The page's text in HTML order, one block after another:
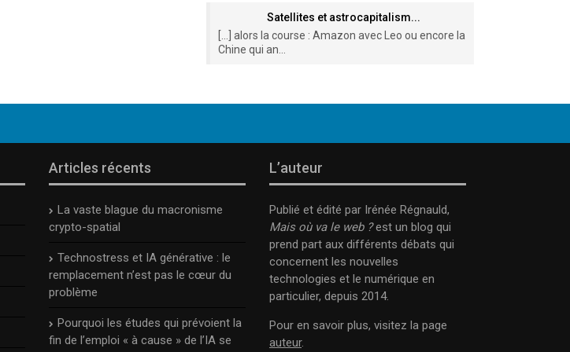
Satellites et astrocapitalism...
[…] alors la course : Amazon avec Leo ou encore la
Chine qui an...
Articles récents
La vaste blague du macronisme
crypto-spatial
Technostress et IA générative : le
remplacement n’est pas le cœur du
problème
Pourquoi les études qui prévoient la
fin de l’emploi « à cause » de l’IA se
L’auteur
Publié et édité par Irénée Régnauld,
Mais où va le web ?est un blog qui
prend part aux différents débats qui
concernent les nouvelles
technologies et le numérique en
particulier, depuis 2014.
Pour en savoir plus, visitez la page
auteur.